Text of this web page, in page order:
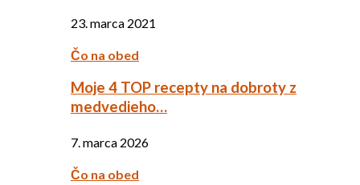
23. marca 2021
Čo na obed
Moje 4 TOP recepty na dobroty z
medvedieho…
7. marca 2026
Čo na obed